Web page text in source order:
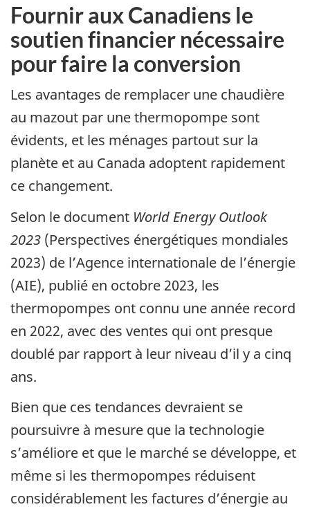
Fournir aux Canadiens le
soutien financier nécessaire
pour faire la conversion
Les avantages de remplacer une chaudière
au mazout par une thermopompe sont
évidents, et les ménages partout sur la
planète et au Canada adoptent rapidement
ce changement.
Selon le document World Energy Outlook
2023 (Perspectives énergétiques mondiales
2023) de l’Agence internationale de l’énergie
(AIE), publié en octobre 2023, les
thermopompes ont connu une année record
en 2022, avec des ventes qui ont presque
doublé par rapport à leur niveau d’il y a cinq
ans.
Bien que ces tendances devraient se
poursuivre à mesure que la technologie
s’améliore et que le marché se développe, et
même si les thermopompes réduisent
considérablement les factures d’énergie au